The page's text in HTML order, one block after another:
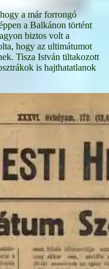
a már forrongó
a Balkánon történt
biztos volt a
hogy az ultimátumot
Tisza István tiltakozott
is hajthatatlanok